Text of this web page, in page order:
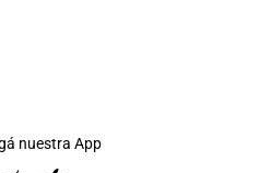
nuestra App